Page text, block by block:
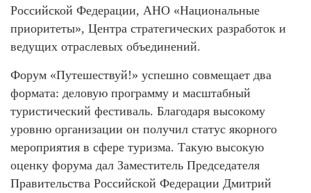
Российской Федерации, АНО «Национальные
приоритеты», Центра стратегических разработок и
ведущих отраслевых объединений.
Форум «Путешествуй!» успешно совмещает два
формата: деловую программу и масштабный
туристический фестиваль. Благодаря высокому
уровню организации он получил статус якорного
мероприятия в сфере туризма. Такую высокую
оценку форума дал Заместитель Председателя
Правительства Российской Федерации Дмитрий